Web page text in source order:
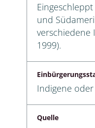
und
verschiedene
1999).
Indigene
Quelle